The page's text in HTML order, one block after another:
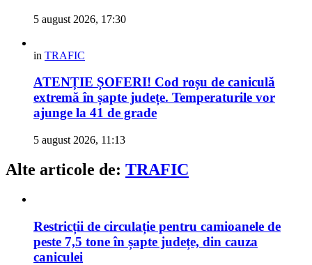
5 august 2026, 17:30
in TRAFIC
ATENȚIE ȘOFERI! Cod roșu de caniculă
extremă în șapte județe. Temperaturile vor
ajunge la 41 de grade
5 august 2026, 11:13
Alte articole de: TRAFIC
Restricții de circulație pentru camioanele de
peste 7,5 tone în șapte județe, din cauza
caniculei